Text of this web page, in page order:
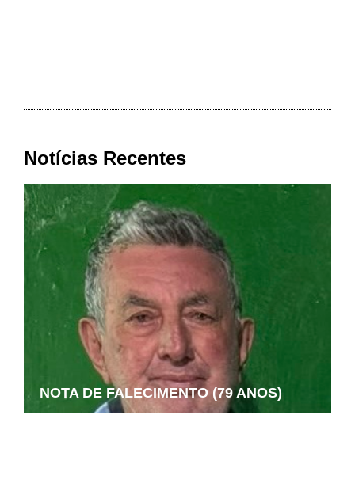
Notícias Recentes
NOTA DE FALECIMENTO (79 ANOS)